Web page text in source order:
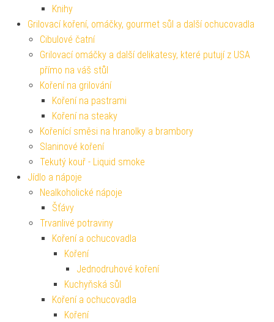
Knihy
Grilovací koření, omáčky, gourmet sůl a další ochucovadla
Cibulové čatní
Grilovací omáčky a další delikatesy, které putují z USA
přímo na váš stůl
Koření na grilování
Koření na pastrami
Koření na steaky
Kořenící směsi na hranolky a brambory
Slaninové koření
Tekutý kouř - Liquid smoke
Jídlo a nápoje
Nealkoholické nápoje
Šťávy
Trvanlivé potraviny
Koření a ochucovadla
Koření
Jednodruhové koření
Kuchyňská sůl
Koření a ochucovadla
Koření